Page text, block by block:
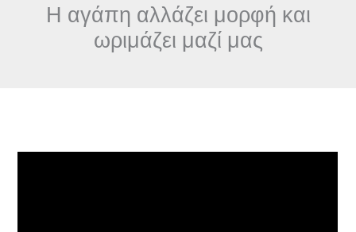
Η αγάπη αλλάζει μορφή και
ωριμάζει μαζί μας